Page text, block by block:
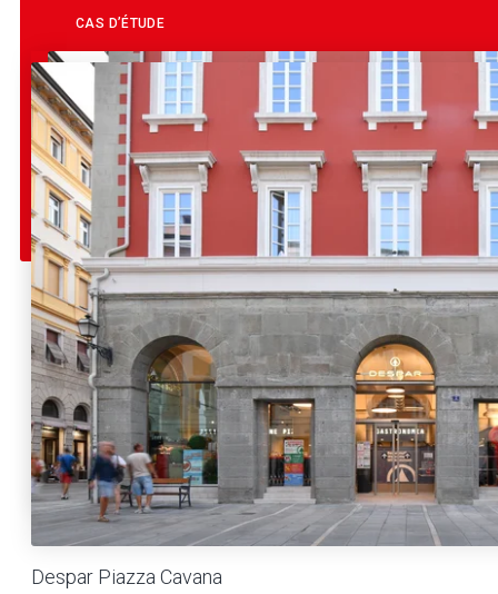
CAS D’ÉTUDE
Despar Piazza Cavana